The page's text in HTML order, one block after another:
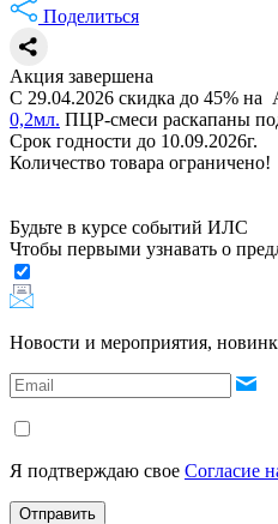
Поделиться
Акция завершена
С 29.04.2026 скидка до 45% на
0,2мл. ПЦР-смеси раскапаны
Срок годности до 10.09.2026г.
Количество товара ограничено!
Будьте в курсе событий ИЛС
Чтобы первыми узнавать о
Новости и мероприятия,
Я подтверждаю свое Согласие
Отправить